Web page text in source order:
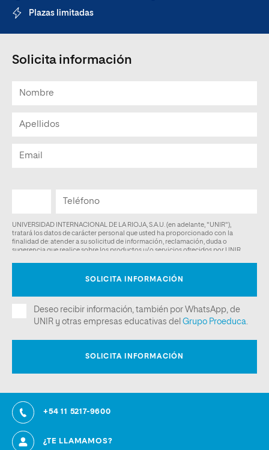
Plazas limitadas
Solicita información
+54 11 5217-9600
¿TE LLAMAMOS?